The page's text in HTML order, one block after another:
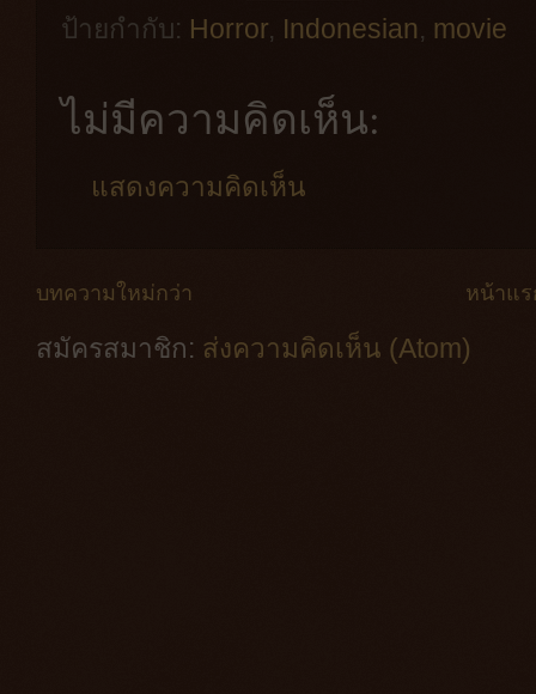
ป้ายกำกับ: Horror, Indonesian, movie
ไม่มีความคิดเห็น:
แสดงความคิดเห็น
บทความใหม่กว่า หน้าแร
สมัครสมาชิก: ส่งความคิดเห็น (Atom)